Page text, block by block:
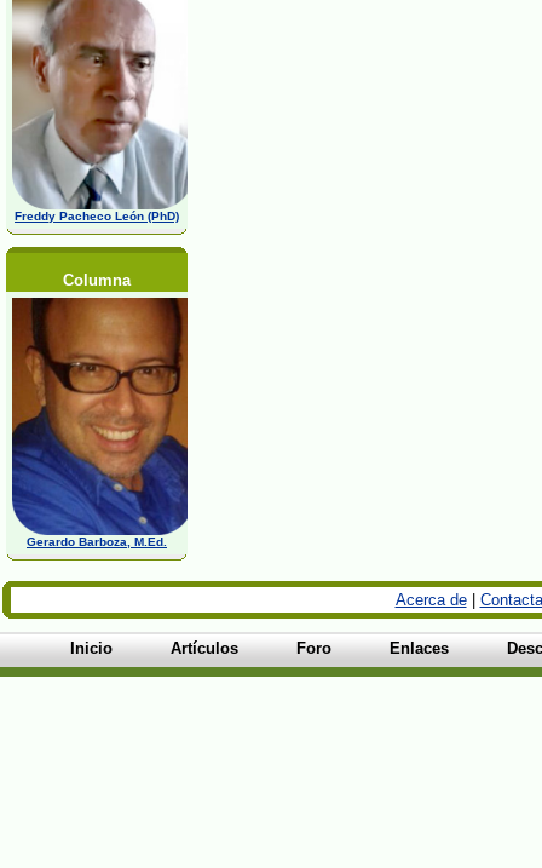
Freddy Pacheco León (PhD)
Columna
Gerardo Barboza, M.Ed.
Acerca de|
Inicio Artículos Foro Enlaces